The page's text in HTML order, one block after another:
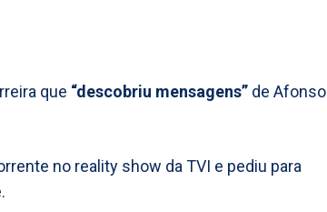
que “descobriu mensagens” de Afonso
no reality show da TVI e pediu para